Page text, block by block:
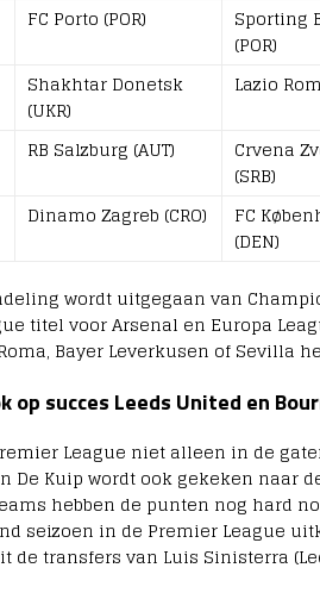
FC Porto (POR)
Sporting
(POR)
Shakhtar Donetsk
(UKR)
Lazio
RB Salzburg (AUT)
Crvena
(SRB)
Dinamo Zagreb (CRO)
FC
(DEN)
wordt uitgegaan van
titel voor Arsenal en Europa
Bayer Leverkusen of Sevilla
op succes Leeds United en
League niet alleen in de
De Kuip wordt ook gekeken naar
hebben de punten nog hard
seizoen in de Premier League
transfers van Luis Sinisterra